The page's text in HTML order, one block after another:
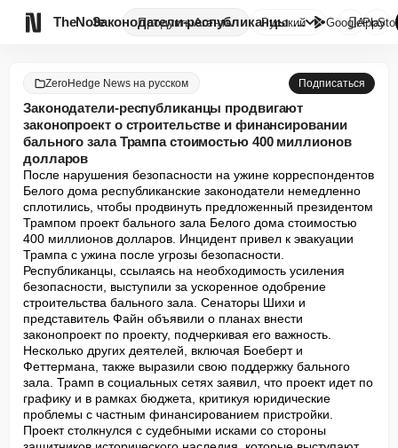
TheNote ПродуктыАгенты Законодатели-республиканцы про...
Русский GooglePlay

ZeroHedge News на русском Подписаться
Законодатели-республиканцы продвигают
законопроект о строительстве и финансировании
бального зала Трампа стоимостью 400 миллионов
долларов
После нарушения безопасности на ужине корреспондентов
Белого дома республиканские законодатели немедленно
сплотились, чтобы продвинуть предложенный президентом
Трампом проект бального зала Белого дома стоимостью
400 миллионов долларов. Инцидент привел к эвакуации
Трампа с ужина после угрозы безопасности.
Республиканцы, ссылаясь на необходимость усиления
безопасности, выступили за ускоренное одобрение
строительства бального зала. Сенаторы Шихи и
представитель Файн объявили о планах внести
законопроект по проекту, подчеркивая его важность.
Несколько других деятелей, включая Боеберт и
Феттермана, также выразили свою поддержку бального
зала. Трамп в социальных сетях заявил, что проект идет по
графику и в рамках бюджета, критикуя юридические
проблемы с частным финансированием пристройки.
Проект столкнулся с судебными исками со стороны